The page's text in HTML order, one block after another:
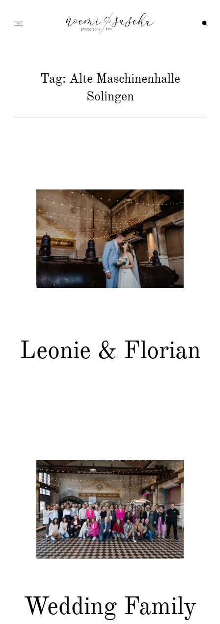
Galerie
Wedding Family
Kontakt
Tag: Alte Maschinenhalle
Solingen
Leonie & Florian
Wedding Family